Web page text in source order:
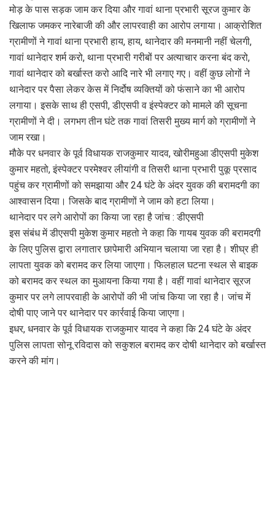
मोड़ के पास सड़क जाम कर दिया और गावां थाना प्रभारी सूरज कुमार के
खिलाफ जमकर नारेबाजी की और लापरवाही का आरोप लगाया। आक्रोशित
ग्रामीणों ने गावां थाना प्रभारी हाय, हाय, थानेदार की मनमानी नहीं चेलगी,
गावां थानेदार शर्म करो, थाना प्रभारी गरीबों पर अत्याचार करना बंद करो,
गावां थानेदार को बर्खास्त करो आदि नारे भी लगाए गए। वहीं कुछ लोगों ने
थानेदार पर पैसा लेकर केस में निर्दोष व्यक्तियों को फंसाने का भी आरोप
लगाया। इसके साथ ही एसपी, डीएसपी व इंस्पेक्टर को मामले की सूचना
ग्रामीणों ने दी। लगभग तीन घंटे तक गावां तिसरी मुख्य मार्ग को ग्रामीणों ने
जाम रखा।
मौके पर धनवार के पूर्व विधायक राजकुमार यादव, खोरीमहुआ डीएसपी मुकेश
कुमार महतो, इंस्पेक्टर परमेश्वर लीयांगी व तिसरी थाना प्रभारी पुकू प्रसाद
पहुंच कर ग्रामीणों को समझाया और 24 घंटे के अंदर युवक की बरामदगी का
आश्वासन दिया। जिसके बाद ग्रामीणों ने जाम को हटा लिया।
थानेदार पर लगे आरोपों का किया जा रहा है जांच : डीएसपी
इस संबंध में डीएसपी मुकेश कुमार महतो ने कहा कि गायब युवक की बरामदगी
के लिए पुलिस द्वारा लगातार छापेमारी अभियान चलाया जा रहा है। शीघ्र ही
लापता युवक को बरामद कर लिया जाएगा। फिलहाल घटना स्थल से बाइक
को बरामद कर स्थल का मुआयना किया गया है। वहीं गावां थानेदार सूरज
कुमार पर लगे लापरवाही के आरोपों की भी जांच किया जा रहा है। जांच में
दोषी पाए जाने पर थानेदार पर कार्रवाई किया जाएगा।
इधर, धनवार के पूर्व विधायक राजकुमार यादव ने कहा कि 24 घंटे के अंदर
पुलिस लापता सोनू रविदास को सकुशल बरामद कर दोषी थानेदार को बर्खास्त
करने की मांग।